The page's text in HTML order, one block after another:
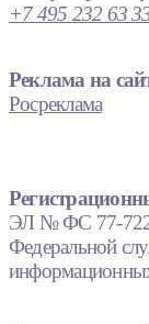
+7 495 232 63
Реклама на
Росреклама
ЭЛ № ФС 77-
Федеральной